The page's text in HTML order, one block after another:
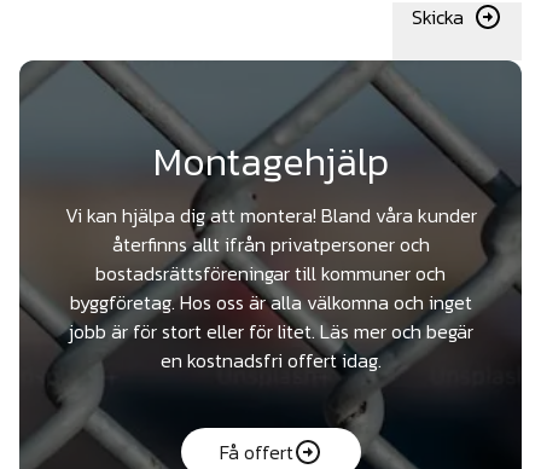
Skicka
Montagehjälp
Vi kan hjälpa dig att montera! Bland våra kunder
återfinns allt ifrån privatpersoner och
bostadsrättsföreningar till kommuner och
byggföretag. Hos oss är alla välkomna och inget
jobb är för stort eller för litet. Läs mer och begär
en kostnadsfri offert idag.
Få offert